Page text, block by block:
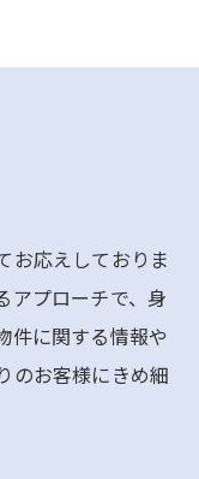
お応えしておりま
アプローチで、身
件に関する情報や
のお客様にきめ細